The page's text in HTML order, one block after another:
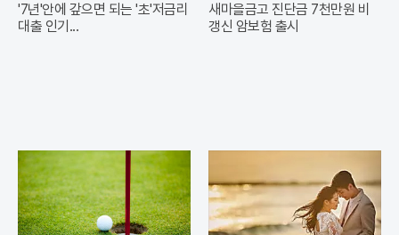
'7년'안에 갚으면 되는 '초'저금리
대출 인기...
새마을금고 진단금 7천만원 비
갱신 암보험 출시